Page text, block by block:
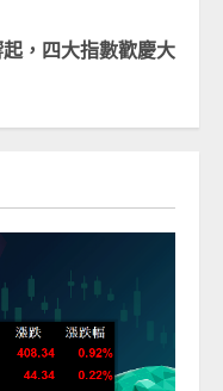
，四大指數歡慶大